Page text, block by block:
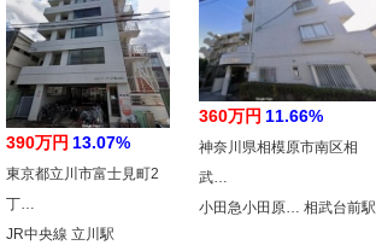
390万円 13.07%
東京都立川市富士見町2
丁…
JR中央線 立川駅
360万円 11.66%
神奈川県相模原市南区相
武…
小田急小田原… 相武台前駅